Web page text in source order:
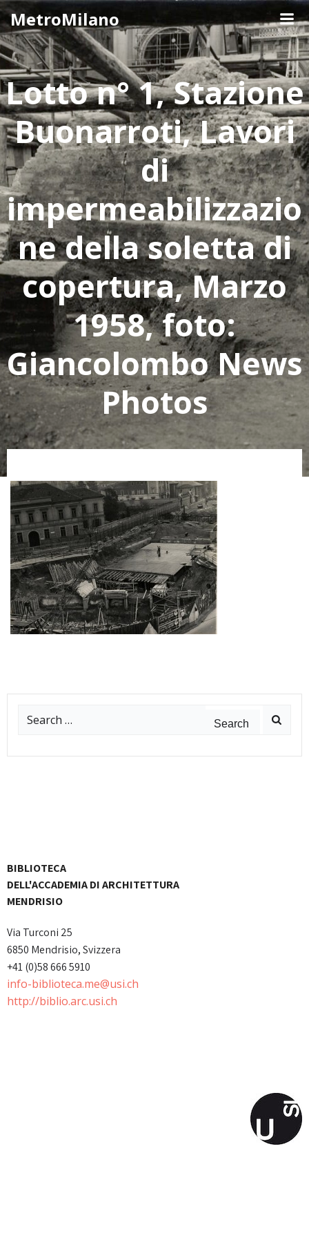
Skip
to
content
MetroMilano
Lotto n° 1, Stazione
Buonarroti, Lavori
di
impermeabilizzazio
ne della soletta di
copertura, Marzo
1958, foto:
Giancolombo News
Photos
Search
BIBLIOTECA
DELL'ACCADEMIA DI ARCHITETTURA
MENDRISIO
Via Turconi 25
6850 Mendrisio, Svizzera
+41 (0)58 666 5910
info-biblioteca.me@usi.ch
http://biblio.arc.usi.ch